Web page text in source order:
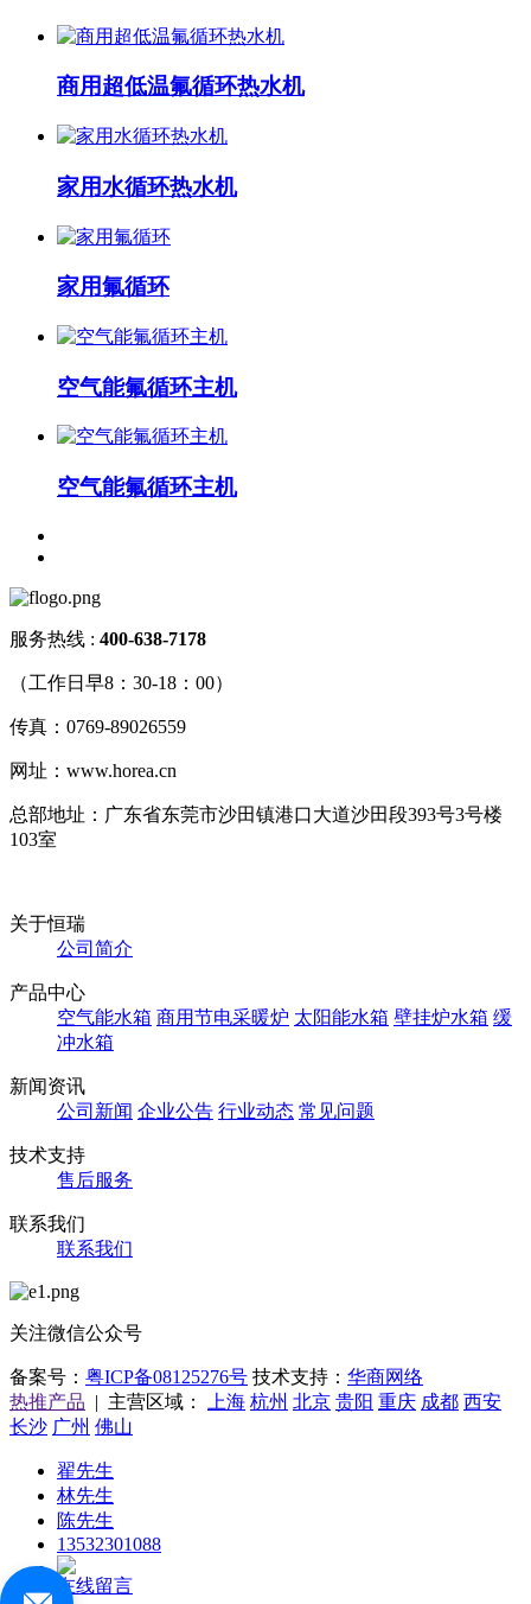
商用超低温氟循环热水机
家用水循环热水机
家用氟循环
空气能氟循环主机
空气能氟循环主机
服务热线 : 400-638-7178
（工作日早8：30-18：00）
传真：0769-89026559
网址：www.horea.cn
总部地址：广东省东莞市沙田镇港口大道沙田段393号3号楼
103室
关于恒瑞
公司简介
产品中心
空气能水箱 商用节电采暖炉 太阳能水箱 壁挂炉水箱 缓
冲水箱
新闻资讯
公司新闻 企业公告 行业动态 常见问题
技术支持
售后服务
联系我们
联系我们
关注微信公众号
备案号： 粤ICP备08125276号 技术支持： 华商网络
热推产品 | 主营区域： 上海 杭州 北京 贵阳 重庆 成都 西安
长沙 广州 佛山
翟先生
林先生
陈先生
13532301088
在线留言